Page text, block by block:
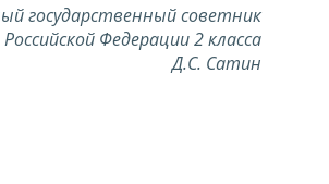
государственный советник
Российской Федерации 2 класса
Д.С. Сатин